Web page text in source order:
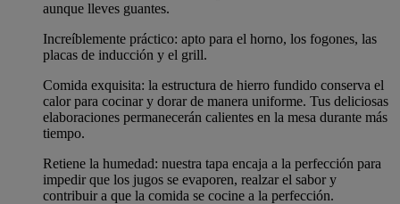
aunque lleves guantes.
Increíblemente práctico: apto para el horno, los fogones, las
placas de inducción y el grill.
Comida exquisita: la estructura de hierro fundido conserva el
calor para cocinar y dorar de manera uniforme. Tus deliciosas
elaboraciones permanecerán calientes en la mesa durante más
tiempo.
Retiene la humedad: nuestra tapa encaja a la perfección para
impedir que los jugos se evaporen, realzar el sabor y
contribuir a que la comida se cocine a la perfección.